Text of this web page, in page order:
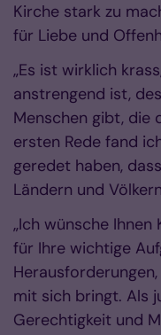
Kirche stark zu
für Liebe und
„Es ist wirklich
anstrengend ist,
Menschen gibt, die
ersten Rede fand
geredet haben,
Ländern und
„Ich wünsche
für Ihre wichtige
mit sich bringt. Als
Gerechtigkeit und